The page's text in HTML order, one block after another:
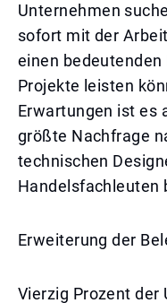
Unternehmen
sofort mit der
einen
Projekte leisten
Erwartungen ist es
größte Nachfrage
technischen
Handelsfachleuten
Erweiterung der
Vierzig Prozent der